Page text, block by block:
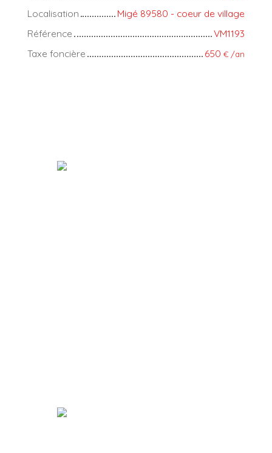
Localisation
Migé 89580 - coeur de village
Référence
VM1193
Taxe foncière
650 € /an